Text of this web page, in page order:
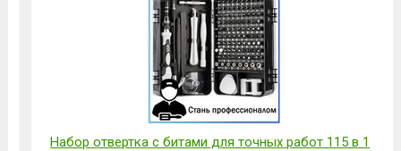
Набор отвертка с битами для точных работ 115 в 1